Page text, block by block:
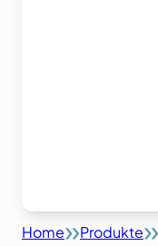
Home Produkte